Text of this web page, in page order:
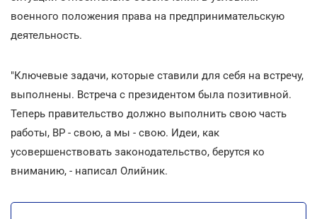
военного положения права на предпринимательскую
деятельность.
"Ключевые задачи, которые ставили для себя на встречу,
выполнены. Встреча с президентом была позитивной.
Теперь правительство должно выполнить свою часть
работы, ВР - свою, а мы - свою. Идеи, как
усовершенствовать законодательство, берутся ко
вниманию, - написал Олийник.